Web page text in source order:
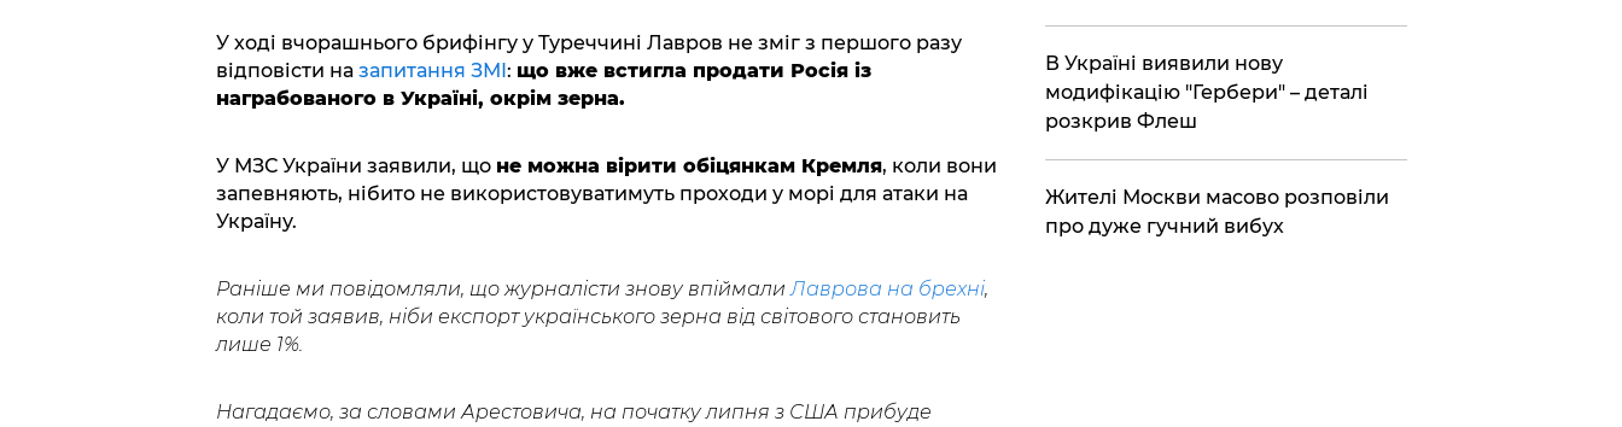
У ході вчорашнього брифінгу у Туреччині Лавров не зміг з першого разу
відповісти на запитання ЗМІ : що вже встигла продати Росія із
награбованого в Україні, окрім зерна.
У МЗС України заявили, що не можна вірити обіцянкам Кремля, коли вони
запевняють, нібито не використовуватимуть проходи у морі для атаки на
Україну.
Раніше ми повідомляли, що журналісти знову впіймалиЛаврова на брехні,
коли той заявив, ніби експорт українського зерна від світового становить
лише 1%.
Нагадаємо, за словами Арестовича, на початку липня з США прибуде
В Україні виявили нову
модифікацію "Гербери" – деталі
розкрив Флеш
Жителі Москви масово розповіли
про дуже гучний вибух